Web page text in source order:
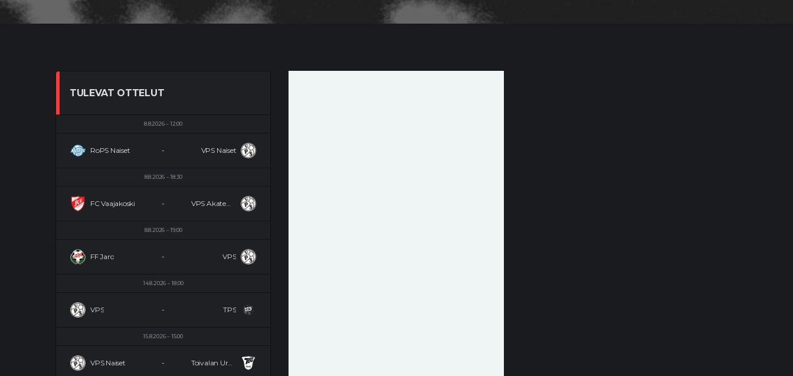
TULEVAT OTTELUT
8.8.2026 12:00
RoPS Naiset VPS Naiset
-
8.8.2026 18:30
FC Vaajakoski VPS Akatemia
-
8.8.2026 19:00
FF Jaro VPS
-
14.8.2026 18:00
VPS TPS
-
15.8.2026 15:00
VPS Naiset Toivalan Urheilijat Naiset
-